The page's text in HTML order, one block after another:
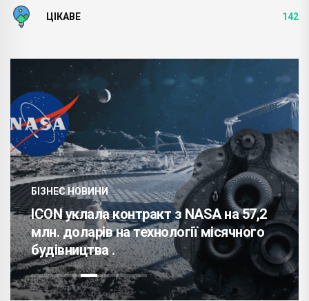
ЦІКАВЕ 142
БІЗНЕС НОВИНИ
ICON уклала контракт з NASA на 57,2
млн. доларів на технології місячного
будівництва .